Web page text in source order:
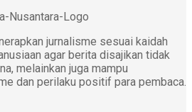
jurnalisme sesuai kaidah
agar berita disajikan tidak
melainkan juga mampu
dan perilaku positif para pembaca.